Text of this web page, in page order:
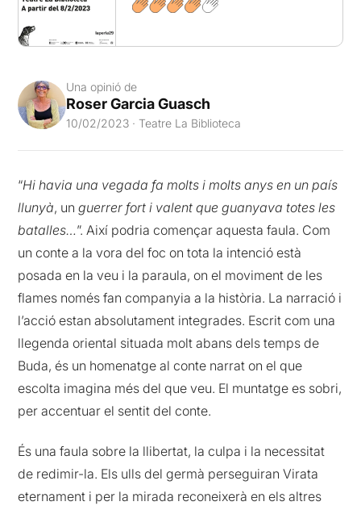
Una opinió de
Roser Garcia Guasch
10/02/2023 · Teatre La Biblioteca
“Hi havia una vegada fa molts i molts anys en un país
llunyà, unguerrer fort i valent que guanyava totes les
batalles…”. Així podria començar aquesta faula. Com
un conte a la vora del foc on tota la intenció està
posada en la veu i la paraula, on el moviment de les
flames només fan companyia a la història. La narració i
l’acció estan absolutament integrades. Escrit com una
llegenda oriental situada molt abans dels temps de
Buda, és un homenatge al conte narrat on el que
escolta imagina més del que veu. El muntatge es sobri,
per accentuar el sentit del conte.
És una faula sobre la llibertat, la culpa i la necessitat
de redimir-la. Els ulls del germà perseguiran Virata
eternament i per la mirada reconeixerà en els altres